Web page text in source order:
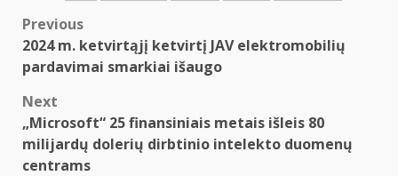
Post
navigation
Previous
2024 m. ketvirtąjį ketvirtį JAV elektromobilių
pardavimai smarkiai išaugo
Next
„Microsoft“ 25 finansiniais metais išleis 80
milijardų dolerių dirbtinio intelekto duomenų
centrams